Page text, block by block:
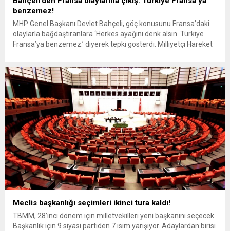
benzemez!
MHP Genel Başkanı Devlet Bahçeli, göç konusunu Fransa’daki
olaylarla bağdaştıranlara ‘Herkes ayağını denk alsın. Türkiye
Fransa’ya benzemez.’ diyerek tepki gösterdi. Milliyetçi Hareket
Türkiye’nin Fransa gibi olmadığını savunan Bahçeli, “Ayağınızı
denk alın” dedi. MHP lideri Bahçeli, İsveç’te...
Meclis başkanlığı seçimleri ikinci tura kaldı!
TBMM, 28’inci dönem için milletvekilleri yeni başkanını seçecek.
Başkanlık için 9 siyasi partiden 7 isim yarışıyor. Adaylardan birisi